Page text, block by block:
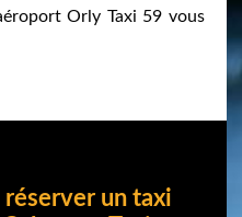
Orly Taxi 59 vous
réserver un taxi